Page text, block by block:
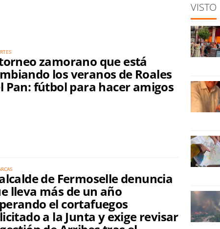
zamorano que está
los veranos de Roales
Pan: fútbol para hacer amigos
de Fermoselle denuncia
lleva más de un año
el cortafuegos
a la Junta y exige revisar
VISTO